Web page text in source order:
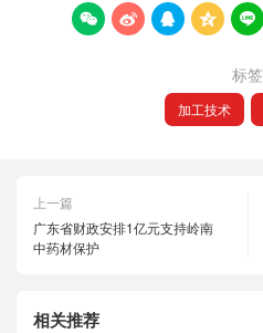
    
标签
加工技术
上一篇
广东省财政安排1亿元支持岭南
中药材保护
相关推荐